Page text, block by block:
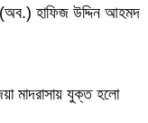
(অব.) হাফিজ উদ্দিন আহমদ
মাদরাসায় যুক্ত হলো